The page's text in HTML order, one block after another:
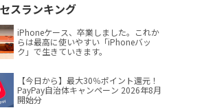
スランキング
iPhoneケース、卒業しました。これか
らは最高に使いやすい「iPhoneバッ
ク」で生きていきます。
【今日から】最大30％ポイント還元！
PayPay自治体キャンペーン 2026年8月
開始分